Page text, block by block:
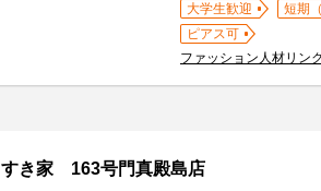
大学生歓迎 短期
ピアス可
ファッション人材リン
すき家 163号門真殿島店